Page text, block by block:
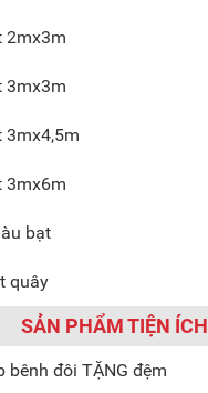
2mx3m
3mx3m
3mx4,5m
3mx6m
bạt
quây
SẢN PHẨM TIỆN ÍCH
bênh đôi TẶNG đệm